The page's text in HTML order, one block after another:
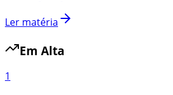
Ler matéria
Em Alta
1